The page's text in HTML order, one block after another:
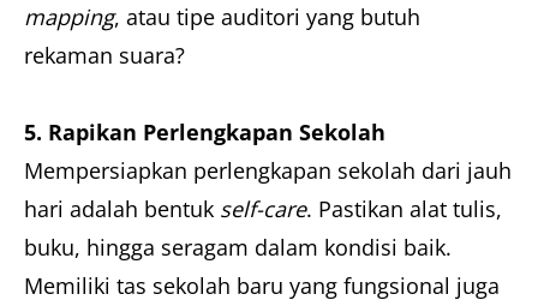
mapping, atau tipe auditori yang butuh
rekaman suara?
5. Rapikan Perlengkapan Sekolah
Mempersiapkan perlengkapan sekolah dari jauh
hari adalah bentuk self-care. Pastikan alat tulis,
buku, hingga seragam dalam kondisi baik.
Memiliki tas sekolah baru yang fungsional juga